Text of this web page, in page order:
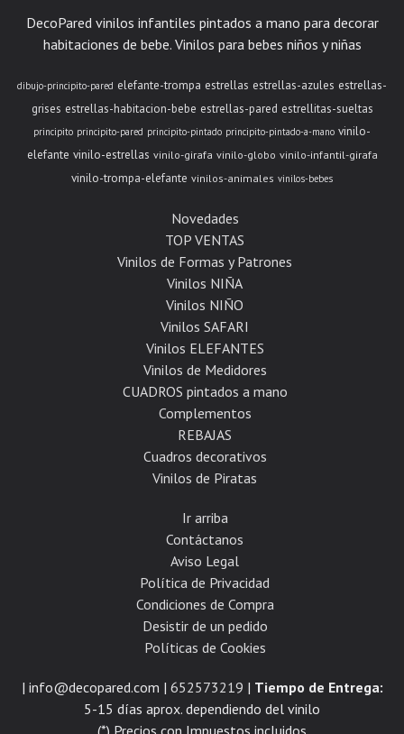
DecoPared vinilos infantiles pintados a mano para decorar
habitaciones de bebe. Vinilos para bebes niños y niñas
dibujo-principito-pared elefante-trompa estrellas estrellas-azules estrellas-
grises estrellas-habitacion-bebe estrellas-pared estrellitas-sueltas
principito principito-pared principito-pintado principito-pintado-a-mano vinilo-
elefante vinilo-estrellas vinilo-girafa vinilo-globo vinilo-infantil-girafa
vinilo-trompa-elefante vinilos-animales vinilos-bebes
Novedades
TOP VENTAS
Vinilos de Formas y Patrones
Vinilos NIÑA
Vinilos NIÑO
Vinilos SAFARI
Vinilos ELEFANTES
Vinilos de Medidores
CUADROS pintados a mano
Complementos
REBAJAS
Cuadros decorativos
Vinilos de Piratas
Ir arriba
Contáctanos
Aviso Legal
Política de Privacidad
Condiciones de Compra
Desistir de un pedido
Políticas de Cookies
| info@decopared.com | 652573219 | Tiempo de Entrega:
5-15 días aprox. dependiendo del vinilo